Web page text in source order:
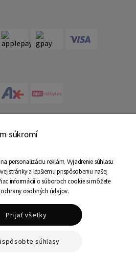
- Všetky práva vyhradené
súkromí
personalizáciu reklám. Vyjadrenie súhlasu
stránky a lepšiemu prispôsobeniu našej
informácií o súboroch cookie si môžete
osobných údajov.
súhlasy
Prijať všetky